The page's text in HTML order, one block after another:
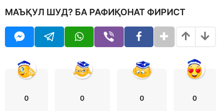
МАЪҚУЛ ШУД? БА РАФИҚОНАТ ФИРИСТ
0 0 0 0